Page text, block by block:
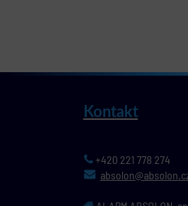
Kontakt
+420 221 778 274